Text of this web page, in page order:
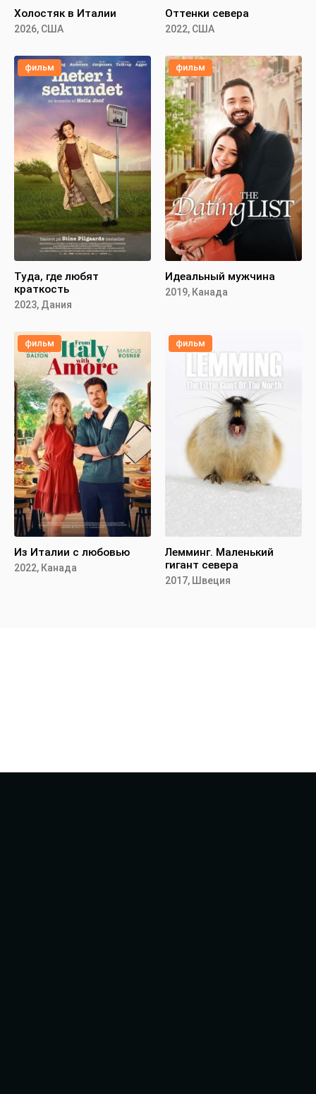
Холостяк в Италии
2026, США
Оттенки севера
2022, США
фильм
Туда, где любят
краткость
2023, Дания
фильм
Идеальный мужчина
2019, Канада
фильм
Из Италии с любовью
2022, Канада
фильм
Лемминг. Маленький
гигант севера
2017, Швеция